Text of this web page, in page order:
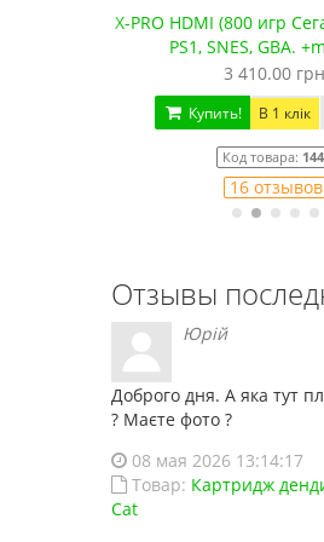
X-PRO HDMI (800 игр
PS1, SNES, GBA.
3 410.00
Купить! В 1 клік
Код товара:
16 отзывов
Отзывы
Юрій
Доброго дня. А яка тут
? Маєте фото ?
08 мая 2026 13:14:17
Товар: Картридж
Cat
Денди NES 621
1 150.00
Код товара: